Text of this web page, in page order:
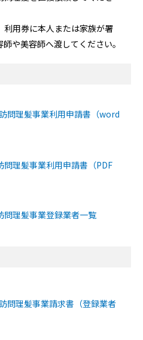
用券に本人または家族が署
や美容師へ渡してください。
問理髪事業利用申請書（word
理髪事業利用申請書（PDF
問理髪事業登録業者一覧
問理髪事業請求書（登録業者